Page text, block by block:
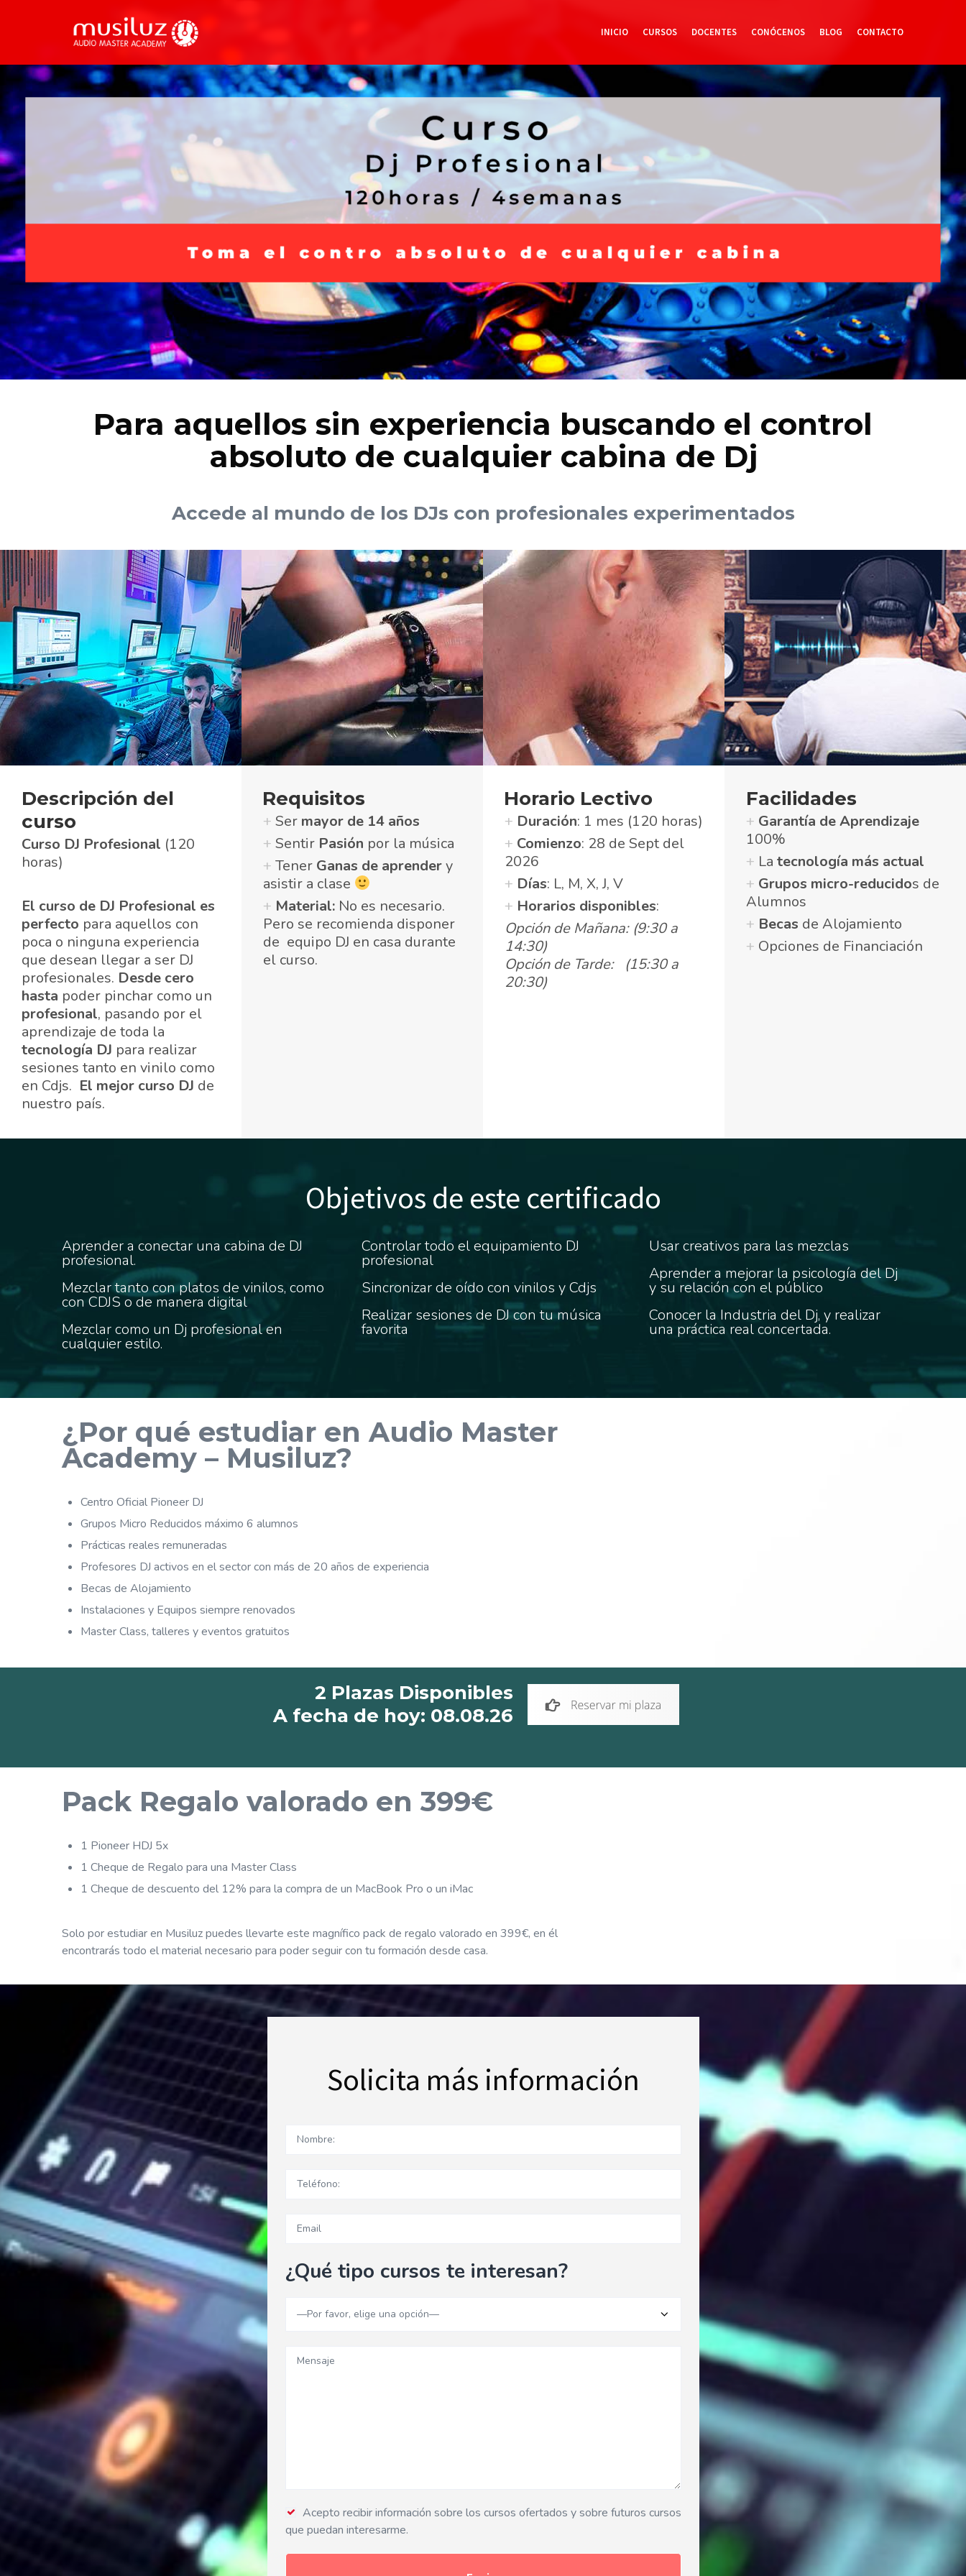
INICIO CURSOS DOCENTES CONÓCENOS BLOG CONTACTO
Para aquellos sin experiencia buscando el control
absoluto de cualquier cabina de Dj
Accede al mundo de los DJs con profesionales experimentados
Descripción del
curso
Curso DJ Profesional (120
horas)
El curso de DJ Profesional es
perfecto para aquellos con
poca o ninguna experiencia
que desean llegar a ser DJ
profesionales. Desde cero
hasta poder pinchar como un
profesional, pasando por el
aprendizaje de toda la
tecnología DJ para realizar
sesiones tanto en vinilo como
en Cdjs. El mejor curso DJ de
nuestro país.
Requisitos
+ Ser mayor de 14 años
+ Sentir Pasión por la música
+ Tener Ganas de aprendery
asistir a clase
+ Material: No es necesario.
Pero se recomienda disponer
de equipo DJ en casa durante
el curso.
Horario Lectivo
+ Duración: 1 mes (120 horas)
+ Comienzo: 28 de Sept del
2026
+ Días: L, M, X, J, V
+ Horarios disponibles:
Opción de Mañana: (9:30 a
14:30)
Opción de Tarde: (15:30 a
20:30)
Facilidades
+ Garantía de Aprendizaje
100%
+ La tecnología más actual
+ Grupos micro-reducidos de
Alumnos
+ Becas de Alojamiento
+ Opciones de Financiación
Objetivos de este certificado
Aprender a conectar una cabina de DJ
profesional.
Mezclar tanto con platos de vinilos, como
con CDJS o de manera digital
Mezclar como un Dj profesional en
cualquier estilo.
Controlar todo el equipamiento DJ
profesional
Sincronizar de oído con vinilos y Cdjs
Realizar sesiones de DJ con tu música
favorita
Usar creativos para las mezclas
Aprender a mejorar la psicología del Dj
y su relación con el público
Conocer la Industria del Dj, y realizar
una práctica real concertada.
¿Por qué estudiar en Audio Master
Academy – Musiluz?
Centro Oficial Pioneer DJ
Grupos Micro Reducidos máximo 6 alumnos
Prácticas reales remuneradas
Profesores DJ activos en el sector con más de 20 años de experiencia
Becas de Alojamiento
Instalaciones y Equipos siempre renovados
Master Class, talleres y eventos gratuitos
2 Plazas Disponibles
A fecha de hoy: 08.08.26
Pack Regalo valorado en 399€
1 Pioneer HDJ 5x
1 Cheque de Regalo para una Master Class
1 Cheque de descuento del 12% para la compra de un MacBook Pro o un iMac
Solo por estudiar en Musiluz puedes llevarte este magnífico pack de regalo valorado en 399€, en él
encontrarás todo el material necesario para poder seguir con tu formación desde casa.
Solicita más información
¿Qué tipo cursos te interesan?
Acepto recibir información sobre los cursos ofertados y sobre futuros cursos
que puedan interesarme.